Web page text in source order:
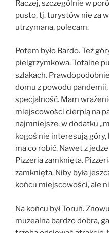
Raczej, szczególnie w
pusto, tj. turystów nie za
utrzymana, polecam.
Potem było Bardo. Też
pielgrzymkowa. Totalne
szlakach.
domu z powodu
specjalność. Mam
miejscowości cierpią na
najmniejsze, w dodatku
kogoś nie interesują
ma co robić. Nawet z
Pizzeria zamknięta.
zamknięta. Niby była
końcu miejscowości, ale
Na końcu był Toruń.
muzealna bardzo dobra,